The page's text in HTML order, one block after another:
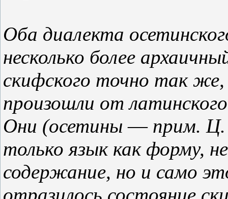
Оба диалекта
несколько более
скифского точно так же,
произошли от
Они (осетины— прим. Ц.
только язык как форму,
содержание, но и само